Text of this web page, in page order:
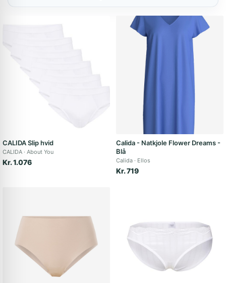
CALIDA Slip hvid
CALIDA About You
Kr. 1.076
Calida - Natkjole Flower Dreams -
Blå
Calida Ellos
Kr. 719